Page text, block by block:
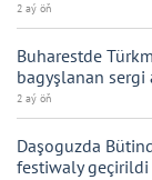
2 aý öň
Buharestde
bagyşlanan sergi
2 aý öň
Daşoguzda
festiwaly geçirildi